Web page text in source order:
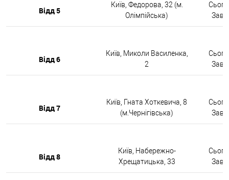
Відд 5
Київ, Федорова, 32 (м.
Олімпійська)
Відд 6
Київ, Миколи Василенка,
2
Відд 7
Київ, Гната Хоткевича, 8
(м.Чернігівська)
Відд 8
Київ, Набережно-
Хрещатицька, 33